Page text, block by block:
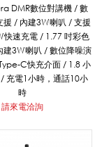
DMR數位對講機 / 數
援 / 內建3W喇叭 / 支援
快速充電 / 1.77 吋彩色
3W喇叭 / 數位降噪演
C快充介面 / 1.8 小
充電1小時，通話10小
時
請來電洽詢